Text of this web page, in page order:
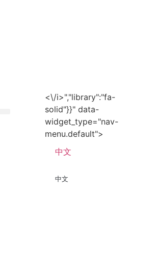
<\/i>","library":"fa-
solid"}}" data-
widget_type="nav-
menu.default">
中文
中文